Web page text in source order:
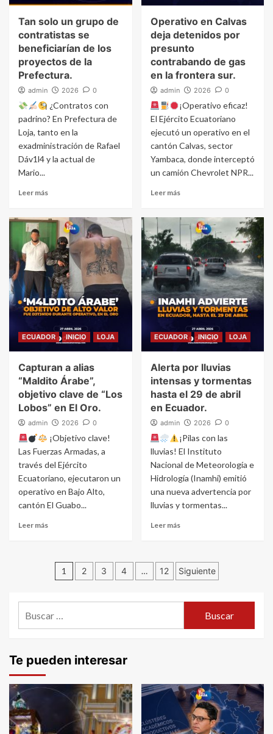
Tan solo un grupo de
contratistas se
beneficiarían de los
proyectos de la
Prefectura.
admin 2026 0
¿Contratos con
padrino? En Prefectura de
Loja, tanto en la
exadministración de Rafael
Dáv1l4 y la actual de
Mario...
Leer más
Operativo en Calvas
deja detenidos por
presunto
contrabando de gas
en la frontera sur.
admin 2026 0
¡Operativo eficaz!
El Ejército Ecuatoriano
ejecutó un operativo en el
cantón Calvas, sector
Yambaca, donde interceptó
un camión Chevrolet NPR...
Leer más
ECUADOR INICIO LOJA
Capturan a alias
“Maldito Árabe”,
objetivo clave de “Los
Lobos” en El Oro.
admin 2026 0
¡Objetivo clave!
Las Fuerzas Armadas, a
través del Ejército
Ecuatoriano, ejecutaron un
operativo en Bajo Alto,
cantón El Guabo...
Leer más
ECUADOR INICIO LOJA
Alerta por lluvias
intensas y tormentas
hasta el 29 de abril
en Ecuador.
admin 2026 0
¡Pilas con las
lluvias! El Instituto
Nacional de Meteorología e
Hidrología (Inamhi) emitió
una nueva advertencia por
lluvias y tormentas...
Leer más
Navegación
entradas
1 2 3 4 … 12 Siguiente
Te pueden interesar